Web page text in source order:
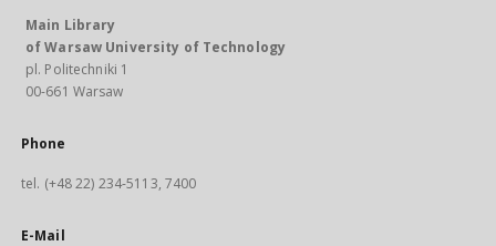
Main Library
of Warsaw University of Technology
pl. Politechniki 1
00-661 Warsaw
Phone
tel. (+48 22) 234-5113, 7400
E-Mail